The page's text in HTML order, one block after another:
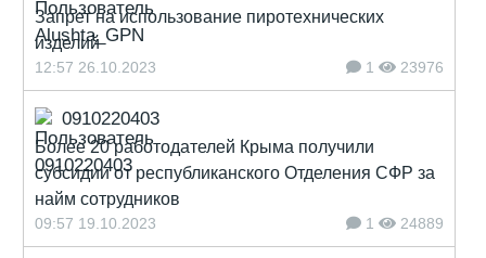
Запрет на использование пиротехнических
изделий
12:57 26.10.2023 1 23976
0910220403
Более 20 работодателей Крыма получили
субсидии от республиканского Отделения СФР за
найм сотрудников
09:57 19.10.2023 1 24889